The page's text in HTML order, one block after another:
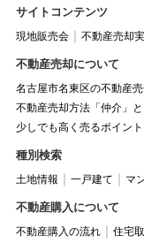
サイトコンテンツ
現地販売会 不動産売却
不動産売却について
名古屋市名東区の不動産
不動産売却方法「仲介」
少しでも高く売るポイント
種別検索
土地情報 一戸建て マ
不動産購入について
不動産購入の流れ 住宅